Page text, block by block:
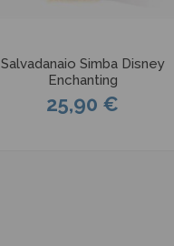
Salvadanaio Simba Disney
Enchanting
25,90 €